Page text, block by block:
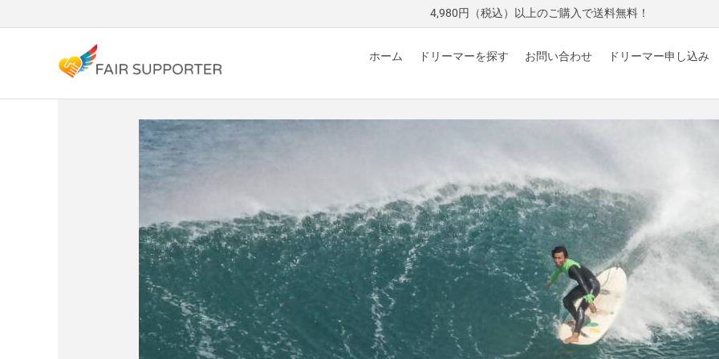
4,980円（税込）以上のご購入で送料無料！
ホーム ドリーマーを探す お問い合わせ ドリーマー申し込み